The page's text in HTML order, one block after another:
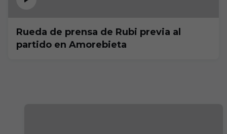
Rueda de prensa de Rubi previa al
partido en Amorebieta